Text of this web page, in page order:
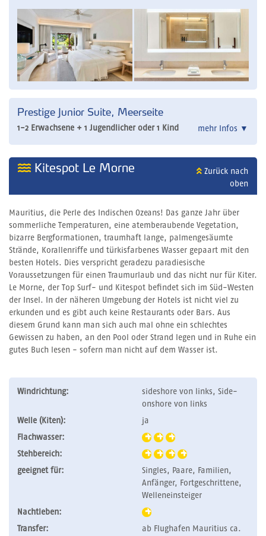
Prestige Junior Suite, Meerseite
1-2 Erwachsene + 1 Jugendlicher oder 1 Kind mehr Infos ▼
Kitespot Le Morne
Zurück nach
oben
Mauritius, die Perle des Indischen Ozeans! Das ganze Jahr über
sommerliche Temperaturen, eine atemberaubende Vegetation,
bizarre Bergformationen, traumhaft lange, palmengesäumte
Strände, Korallenriffe und türkisfarbenes Wasser gepaart mit den
besten Hotels. Dies verspricht geradezu paradiesische
Voraussetzungen für einen Traumurlaub und das nicht nur für Kiter.
Le Morne, der Top Surf- und Kitespot befindet sich im Süd-Westen
der Insel. In der näheren Umgebung der Hotels ist nicht viel zu
erkunden und es gibt auch keine Restaurants oder Bars. Aus
diesem Grund kann man sich auch mal ohne ein schlechtes
Gewissen zu haben, an den Pool oder Strand legen und in Ruhe ein
gutes Buch lesen - sofern man nicht auf dem Wasser ist.
Windrichtung:
sideshore von links, Side-
onshore von links
Welle (Kiten):
ja
Flachwasser:
Stehbereich:
geeignet für:
Singles, Paare, Familien,
Anfänger, Fortgeschrittene,
Welleneinsteiger
Nachtleben:
Transfer:
ab Flughafen Mauritius ca.